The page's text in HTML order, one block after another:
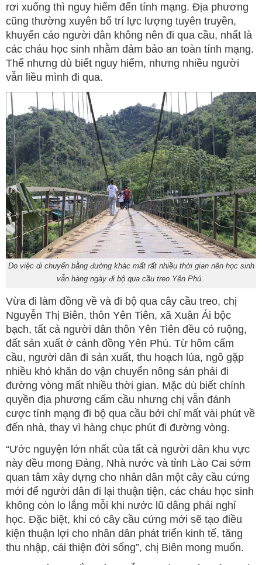
rơi xuống thì nguy hiểm đến tính mạng. Địa phương
cũng thường xuyên bố trí lực lượng tuyên truyền,
khuyến cáo người dân không nên đi qua cầu, nhất là
các cháu học sinh nhằm đảm bảo an toàn tính mạng.
Thế nhưng dù biết nguy hiểm, nhưng nhiều người
vẫn liều mình đi qua.
Do việc di chuyển bằng đường khác mất rất nhiều thời gian nên học sinh
vẫn hàng ngày đi bộ qua cầu treo Yên Phú.
Vừa đi làm đồng về và đi bộ qua cây cầu treo, chị
Nguyễn Thị Biên, thôn Yên Tiên, xã Xuân Ái bộc
bạch, tất cả người dân thôn Yên Tiên đều có ruộng,
đất sản xuất ở cánh đồng Yên Phú. Từ hôm cấm
cầu, người dân đi sản xuất, thu hoạch lúa, ngô gặp
nhiều khó khăn do vận chuyển nông sản phải đi
đường vòng mất nhiều thời gian. Mặc dù biết chính
quyền địa phương cấm cầu nhưng chị vẫn đánh
cược tính mạng đi bộ qua cầu bởi chỉ mất vài phút về
đến nhà, thay vì hàng chục phút đi đường vòng.
“Ước nguyện lớn nhất của tất cả người dân khu vực
này đều mong Đảng, Nhà nước và tỉnh Lào Cai sớm
quan tâm xây dựng cho nhân dân một cây cầu cứng
mới để người dân đi lại thuận tiện, các cháu học sinh
không còn lo lắng mỗi khi nước lũ dâng phải nghỉ
học. Đặc biệt, khi có cây cầu cứng mới sẽ tạo điều
kiện thuận lợi cho nhân dân phát triển kinh tế, tăng
thu nhập, cải thiện đời sống”, chị Biên mong muốn.